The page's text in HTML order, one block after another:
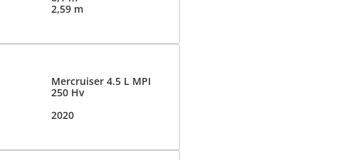
2,59 m
Mercruiser 4.5 L MPI
250 Hv
2020